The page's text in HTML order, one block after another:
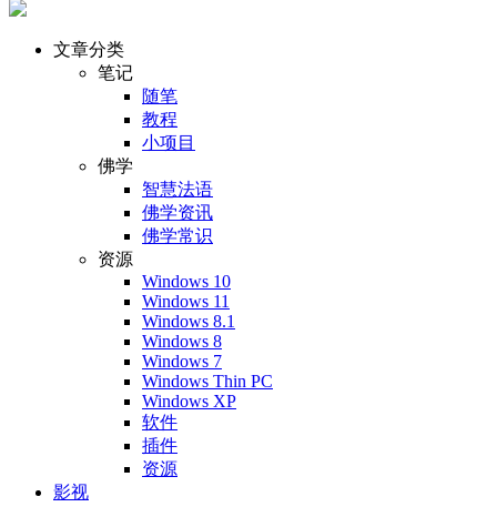
文章分类
笔记
随笔
教程
小项目
佛学
智慧法语
佛学资讯
佛学常识
资源
Windows 10
Windows 11
Windows 8.1
Windows 8
Windows 7
Windows Thin PC
Windows XP
软件
插件
资源
影视